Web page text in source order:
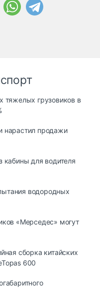
тяжелых грузовиков в
нарастил продажи
кабины для водителя
водородных
«Мерседес» могут
сборка китайских
600